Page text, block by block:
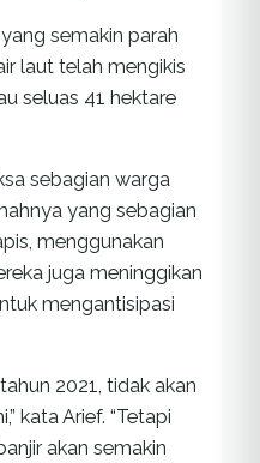
semakin parah
laut telah mengikis
seluas 41 hektare
sebagian warga
yang sebagian
menggunakan
juga meninggikan
mengantisipasi
2021, tidak akan
kata Arief. “Tetapi
akan semakin